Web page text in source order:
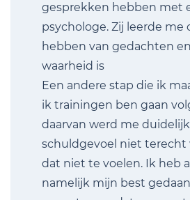
gesprekken hebben met
psychologe. Zij leerde me
hebben van gedachten
waarheid is
Een andere stap die ik
ik trainingen ben gaan
daarvan werd me
schuldgevoel niet terecht
dat niet te voelen. Ik heb
namelijk mijn best